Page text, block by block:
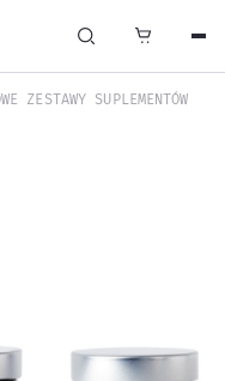
ZESTAWY SUPLEMENTÓW